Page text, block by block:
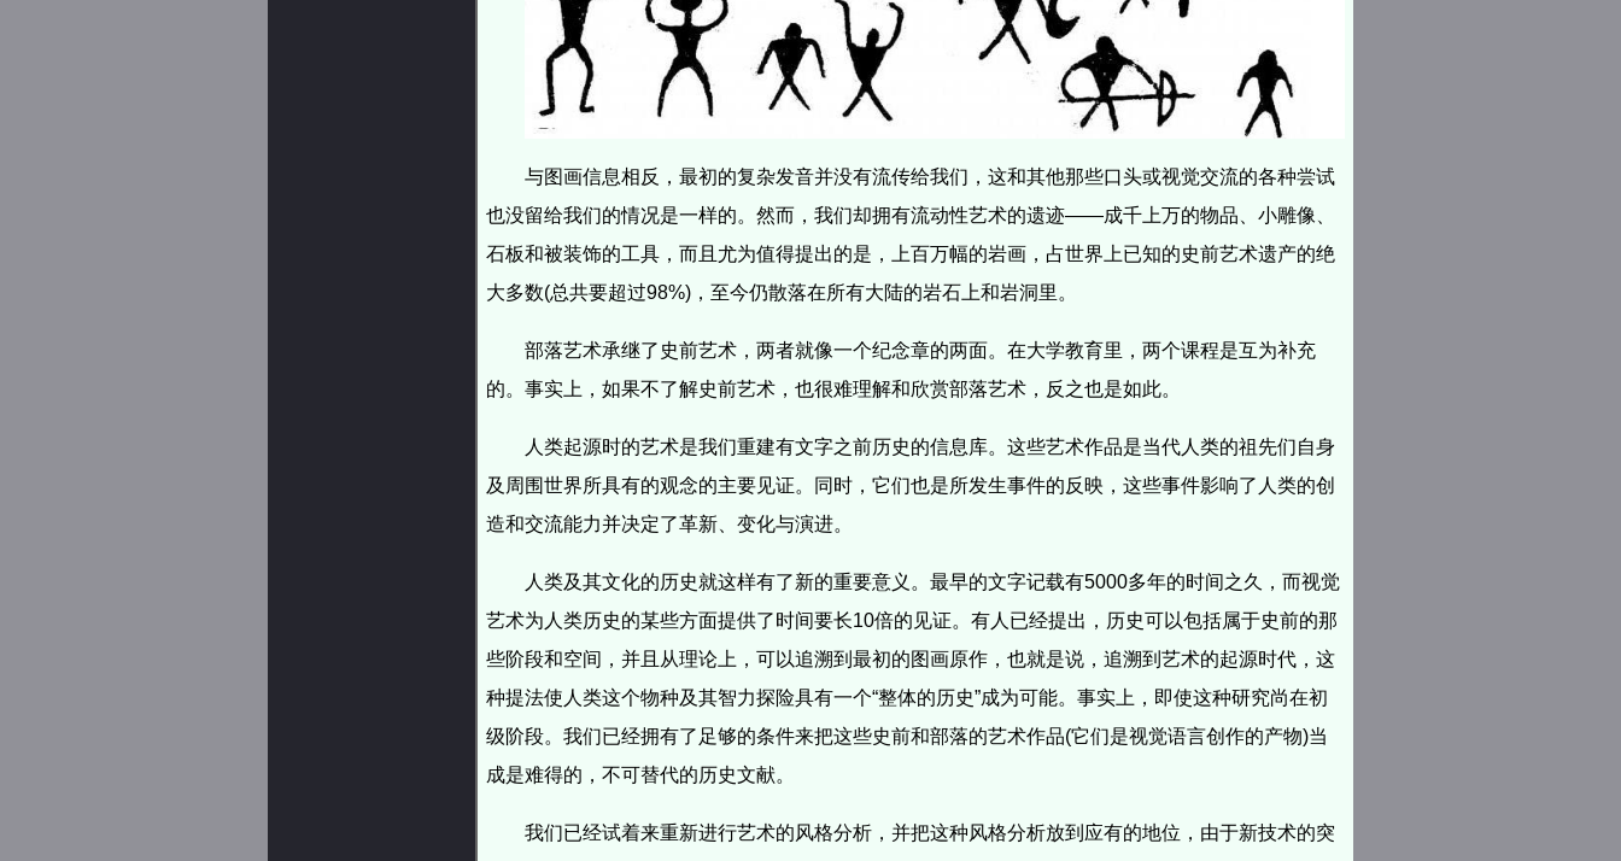
与图画信息相反，最初的复杂发音并没有流传给我们，这和其他那些口头或视觉交流的各种尝试
也没留给我们的情况是一样的。然而，我们却拥有流动性艺术的遗迹——成千上万的物品、小雕像、
石板和被装饰的工具，而且尤为值得提出的是，上百万幅的岩画，占世界上已知的史前艺术遗产的绝
大多数(总共要超过98%)，至今仍散落在所有大陆的岩石上和岩洞里。
部落艺术承继了史前艺术，两者就像一个纪念章的两面。在大学教育里，两个课程是互为补充
的。事实上，如果不了解史前艺术，也很难理解和欣赏部落艺术，反之也是如此。
人类起源时的艺术是我们重建有文字之前历史的信息库。这些艺术作品是当代人类的祖先们自身
及周围世界所具有的观念的主要见证。同时，它们也是所发生事件的反映，这些事件影响了人类的创
造和交流能力并决定了革新、变化与演进。
人类及其文化的历史就这样有了新的重要意义。最早的文字记载有5000多年的时间之久，而视觉
艺术为人类历史的某些方面提供了时间要长10倍的见证。有人已经提出，历史可以包括属于史前的那
些阶段和空间，并且从理论上，可以追溯到最初的图画原作，也就是说，追溯到艺术的起源时代，这
种提法使人类这个物种及其智力探险具有一个“整体的历史”成为可能。事实上，即使这种研究尚在初
级阶段。我们已经拥有了足够的条件来把这些史前和部落的艺术作品(它们是视觉语言创作的产物)当
成是难得的，不可替代的历史文献。
我们已经试着来重新进行艺术的风格分析，并把这种风格分析放到应有的地位，由于新技术的突